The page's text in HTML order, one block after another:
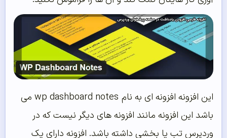
این افزونه افزونه ای به نام wp dashboard notes می
باشد این افزونه مانند افزونه های دیگر نیست که در
وردپرس تب یا بخشی داشته باشد. افزونه دارای یک